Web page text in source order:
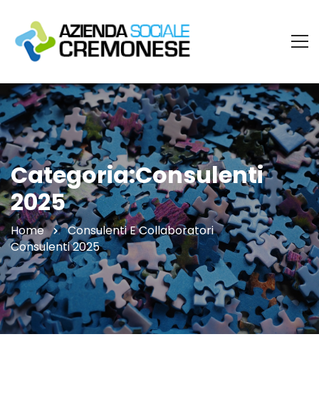
Categoria:Consulenti
2025
Home
Consulenti E Collaboratori
Consulenti 2025